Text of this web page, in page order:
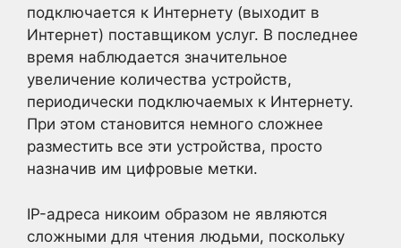
подключается к Интернету (выходит в
Интернет) поставщиком услуг. В последнее
время наблюдается значительное
увеличение количества устройств,
периодически подключаемых к Интернету.
При этом становится немного сложнее
разместить все эти устройства, просто
назначив им цифровые метки.
IP-адреса никоим образом не являются
сложными для чтения людьми, поскольку